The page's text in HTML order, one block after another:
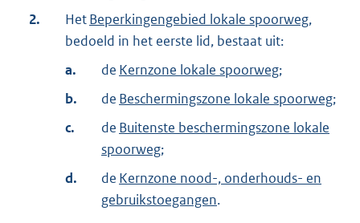
2.
HetBeperkingengebied lokale spoorweg,
bedoeld in het eerste lid, bestaat uit:
a.
de Kernzone lokale spoorweg;
b.
de Beschermingszone lokale spoorweg;
c.
de Buitenste beschermingszone lokale
spoorweg;
d.
de Kernzone nood-, onderhouds- en
gebruikstoegangen.